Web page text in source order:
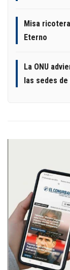
Misa
Eterno
La ONU
las sedes